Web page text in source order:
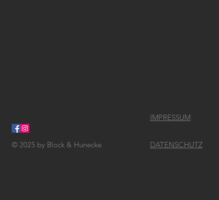
© 2025 by Block & Hunecke
IMPRESSUM
DATENSCHUTZ